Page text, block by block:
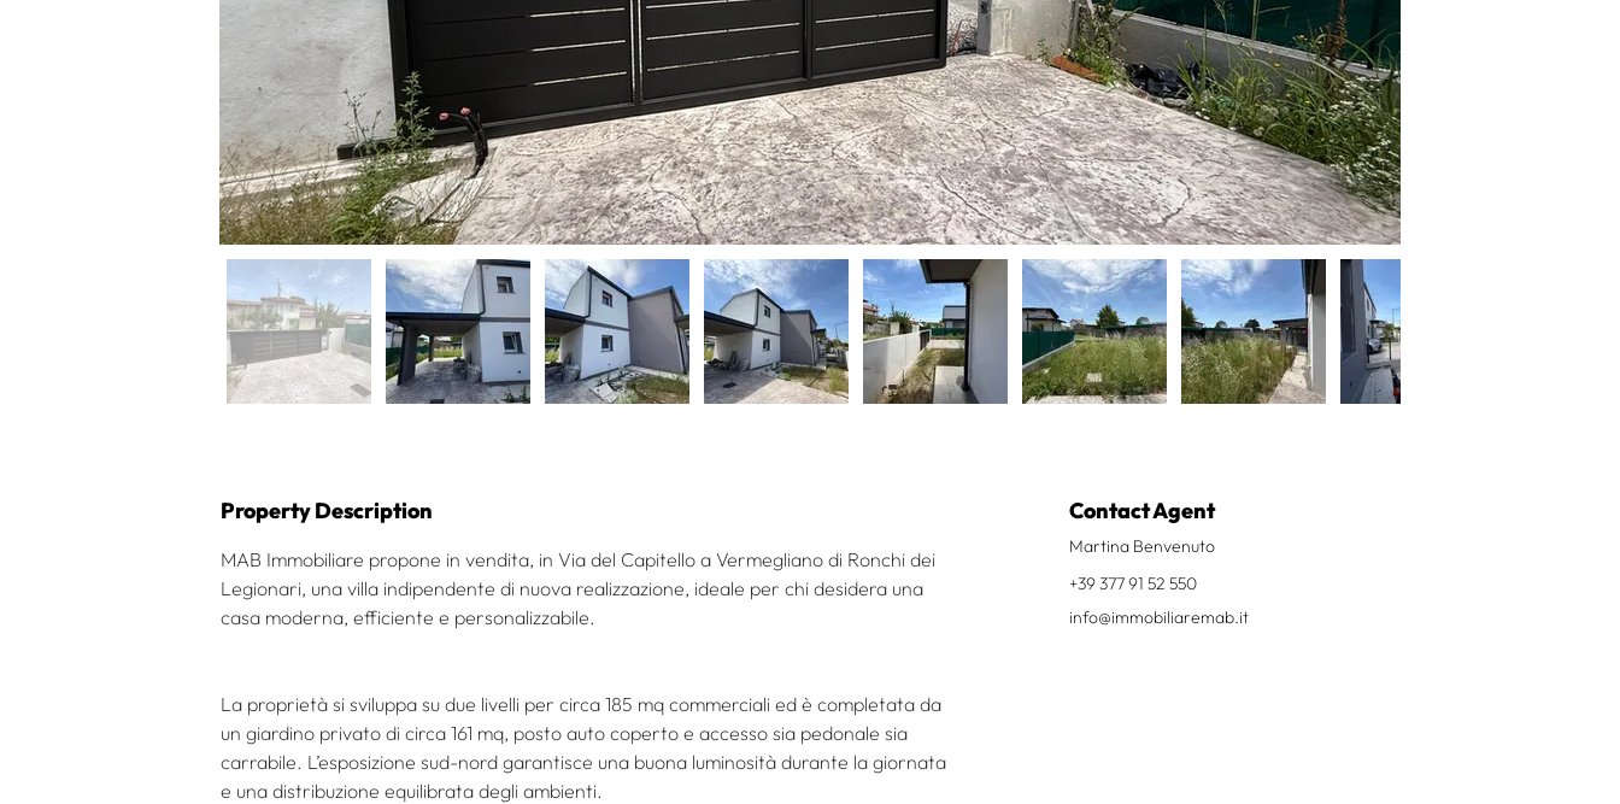
Property Description
MAB Immobiliare propone in vendita, in Via del Capitello a Vermegliano di Ronchi dei
Legionari, una villa indipendente di nuova realizzazione, ideale per chi desidera una
casa moderna, efficiente e personalizzabile.
La proprietà si sviluppa su due livelli per circa 185 mq commerciali ed è completata da
un giardino privato di circa 161 mq, posto auto coperto e accesso sia pedonale sia
carrabile. L’esposizione sud-nord garantisce una buona luminosità durante la giornata
e una distribuzione equilibrata degli ambienti.
Contact Agent
Martina Benvenuto
+39 377 91 52 550
info@immobiliaremab.it